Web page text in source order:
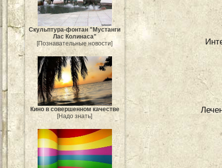
Скульптура-фонтан "Мустанги
Лас Колинаса"
[Познавательные новости]
Кино в совершенном качестве
[Надо знать]